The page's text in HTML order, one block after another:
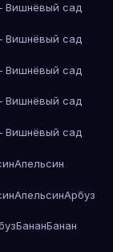
Вишнёвый сад
Вишнёвый сад
Вишнёвый сад
Вишнёвый сад
Вишнёвый сад
Апельсин
АпельсинАрбуз
БананБанан